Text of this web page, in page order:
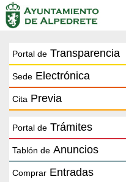
Portal de Transparencia
Sede Electrónica
Cita Previa
Portal de Trámites
Tablón de Anuncios
Comprar Entradas